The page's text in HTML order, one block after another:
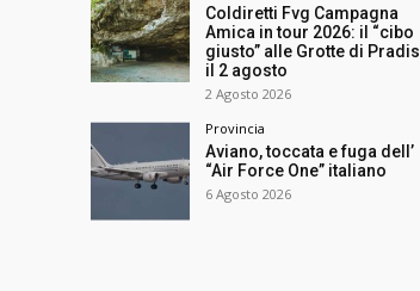
Coldiretti Fvg Campagna
Amica in tour 2026: il “cibo
giusto” alle Grotte di Pradis
il 2 agosto
2 Agosto 2026
Provincia
Aviano, toccata e fuga dell’
“Air Force One” italiano
6 Agosto 2026